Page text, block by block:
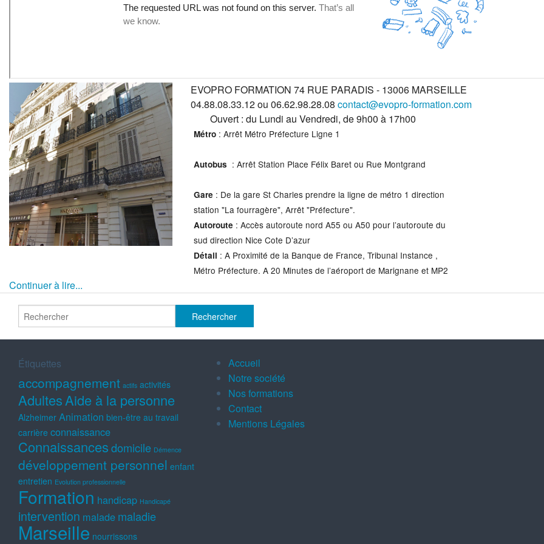
EVOPRO FORMATION 74 RUE PARADIS - 13006 MARSEILLE
04.88.08.33.12 ou 06.62.98.28.08 contact@evopro-formation.com
Ouvert : du Lundi au Vendredi, de 9h00 à 17h00
Métro: Arrêt Métro Préfecture Ligne 1
Autobus : Arrêt Station Place Félix Baret ou Rue Montgrand
Gare : De la gare St Charles prendre la ligne de métro 1 direction
station "La fourragère", Arrêt "Préfecture".
Autoroute : Accès autoroute nord A55 ou A50 pour l’autoroute du
sud direction Nice Cote D’azur
Détail : A Proximité de la Banque de France, Tribunal Instance ,
Métro Préfecture. A 20 Minutes de l’aéroport de Marignane et MP2
Continuer à lire...
Étiquettes
accompagnement actifs activités
AdultesAide à la personne
Alzheimer Animation bien-être au travail
carrière connaissance
Connaissancesdomicile Démence
développement personnel enfant
entretien Evolution professionnelle
Formation handicap Handicapé
intervention malade maladie
Marseille nourrissons
Accueil
Notre société
Nos formations
Contact
Mentions Légales